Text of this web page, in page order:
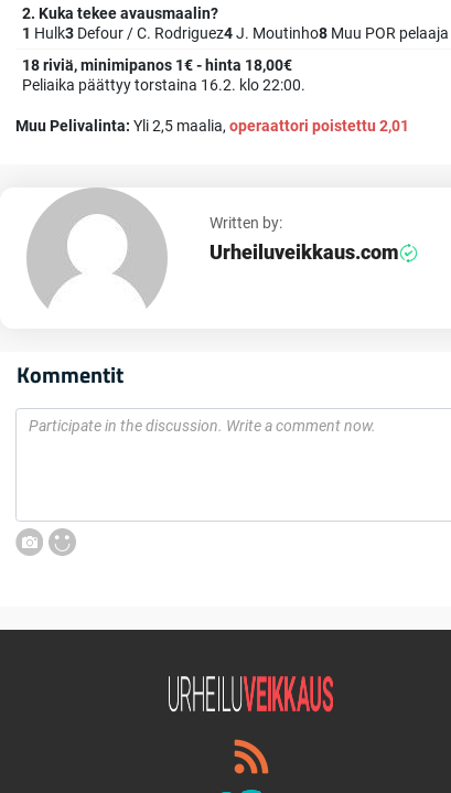
2. Kuka tekee avausmaalin?
1 Hulk3Defour / C. Rodriguez4J. Moutinho8Muu POR pelaaja
18 riviä, minimipanos 1€ - hinta 18,00€
Peliaika päättyy torstaina 16.2. klo 22:00.
Muu Pelivalinta: Yli 2,5 maalia, operaattori poistettu 2,01
Written by:
Urheiluveikkaus.com
Kommentit